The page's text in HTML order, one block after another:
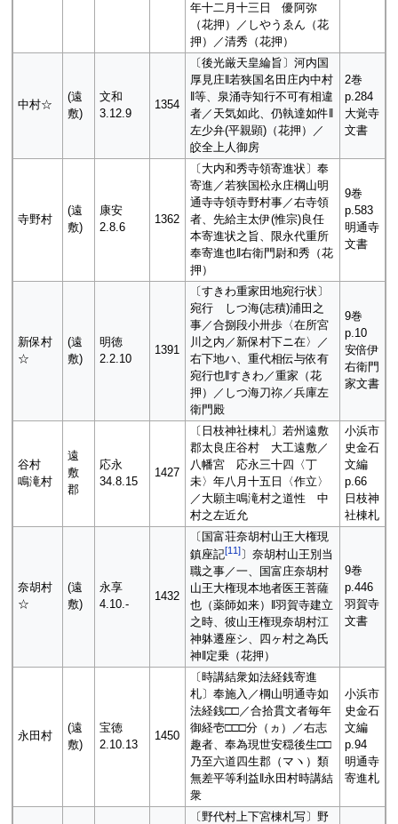
年十二月十三日 優阿弥
（花押）／しやうゑん（花
押）／清秀（花押）
中村☆
(遠
敷)
文和
3.12.9
1354
〔後光厳天皇綸旨〕河内国
厚見庄‖若狭国名田庄内中村
‖等、泉涌寺知行不可有相違
者／天気如此、仍執達如件‖
左少弁(平親顕)（花押）／
皎全上人御房
2巻
p.284
大覚寺
文書
寺野村
(遠
敷)
康安
2.8.6
1362
〔大内和秀寺領寄進状〕奉
寄進／若狭国松永庄棡山明
通寺寺領寺野村事／右寺領
者、先給主太伊(惟宗)良任
本寄進状之旨、限永代重所
奉寄進也‖右衛門尉和秀（花
押）
9巻
p.583
明通寺
文書
新保村
☆
(遠
敷)
明徳
2.2.10
1391
〔すきわ重家田地宛行状〕
宛行 しつ海(志積)浦田之
事／合捌段小卅歩〈在所宮
川之内／新保村下ニ在〉／
右下地ハ、重代相伝与依有
宛行也‖すきわ／重家（花
押）／しつ海刀祢／兵庫左
衛門殿
9巻
p.10
安倍伊
右衛門
家文書
谷村
鳴滝村
遠
敷
郡
応永
34.8.15
1427
〔日枝神社棟札〕若州遠敷
郡太良庄谷村 大工遠敷／
八幡宮 応永三十四〈丁
未〉年八月十五日〈作立〉
／大願主鳴滝村之道性 中
村之左近允
小浜市
史金石
文編
p.66
日枝神
社棟札
奈胡村
☆
(遠
敷)
永享
4.10.-
1432
〔国富荘奈胡村山王大権現
鎮座記[11]〕奈胡村山王別当
職之事／一、国富庄奈胡村
山王大権現本地者医王菩薩
也（薬師如来）‖羽賀寺建立
之時、彼山王権現奈胡村江
神躰遷座シ、四ヶ村之為氏
神‖定乗（花押）
9巻
p.446
羽賀寺
文書
永田村
(遠
敷)
宝徳
2.10.13
1450
〔時講結衆如法経銭寄進
札〕奉施入／棡山明通寺如
法経銭□□／合拾貫文者毎年
御経壱□□□分（ヵ）／右志
趣者、奉為現世安穏後生□□
乃至六道四生郡（マヽ）類
無差平等利益‖永田村時講結
衆
小浜市
史金石
文編
p.94
明通寺
寄進札
〔野代村上下宮棟札写〕野